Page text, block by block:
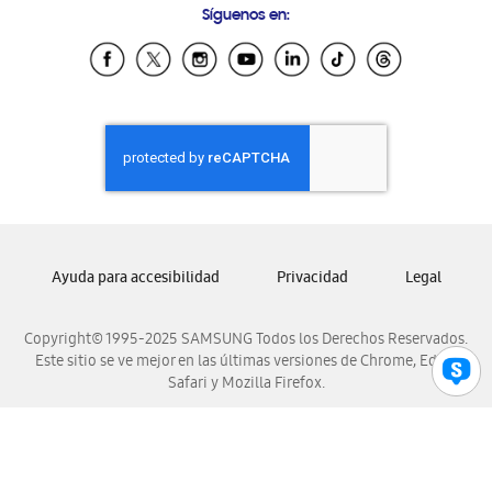
Samsung Ecuador
Samsung El Salvador
Samsung Honduras
Samsung Nicaragua
Samsung Panamá
Samsung Venezuela
Síguenos en:
Copyright© 1995-2025 SAMSUNG Todos los Derechos Reservados.
Este sitio se ve mejor en las últimas versiones de Chrome, Edge,
Safari y Mozilla Firefox.
Ayuda para accesibilidad Privacidad Legal